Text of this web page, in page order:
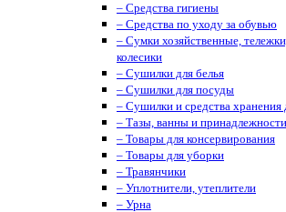
– Средства гигиены
– Средства по уходу за обувью
– Сумки хозяйственные,
колесики
– Сушилки для белья
– Сушилки для посуды
– Сушилки и средства хранения
– Тазы, ванны и принадлежности
– Товары для консервирования
– Товары для уборки
– Травянчики
– Уплотнители, утеплители
– Урна